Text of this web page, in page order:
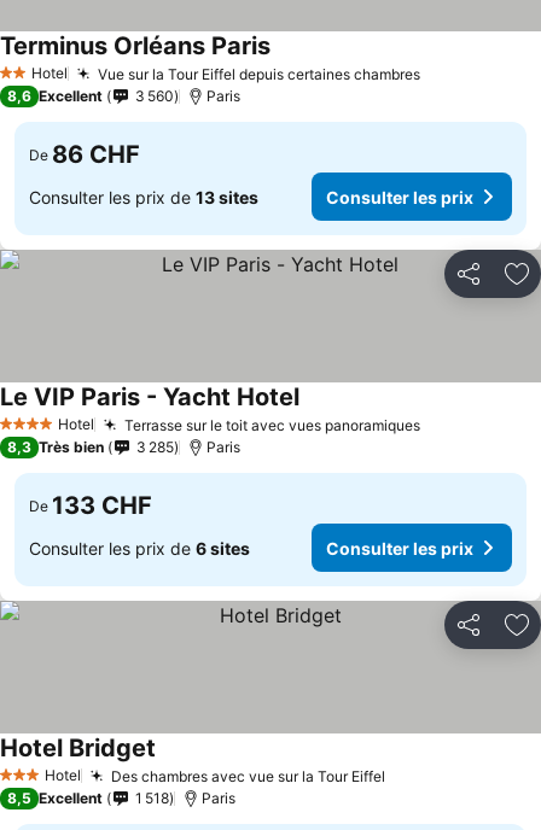
2 Étoiles
Hotel Vue sur la Tour Eiffel depuis certaines chambres
Terminus Orléans Paris
8,6 Excellent 3 560 Paris
De 86 CHF
Consulter les prix de 13 sites Consulter les prix
Partager
4 Étoiles Hotel Terrasse sur le toit avec vues panoramiques
Le VIP Paris - Yacht Hotel
8,3 Très bien 3 285 Paris
De 133 CHF
Consulter les prix de 6 sites Consulter les prix
Partager
3 ÉtoilesHotel Des chambres avec vue sur la Tour Eiffel
Hotel Bridget
8,5 Excellent 1 518 Paris